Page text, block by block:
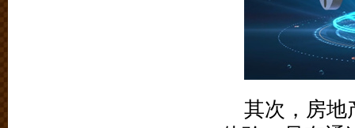
其次，房地